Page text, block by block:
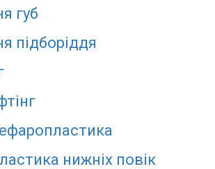
губ
підборіддя
нижніх повік